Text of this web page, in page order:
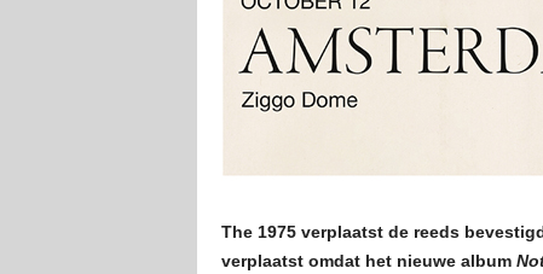
The 1975 verplaatst de reeds
verplaatst omdat het nieuwe album